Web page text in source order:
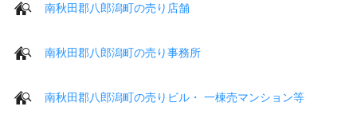
南秋田郡八郎潟町の売り店舗
南秋田郡八郎潟町の売り事務所
南秋田郡八郎潟町の売りビル・ 一棟売マンション等